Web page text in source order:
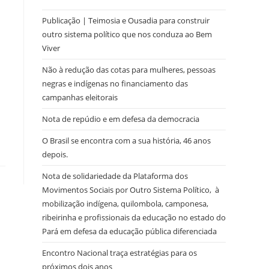
Publicação | Teimosia e Ousadia para construir
outro sistema político que nos conduza ao Bem
Viver
Não à redução das cotas para mulheres, pessoas
negras e indígenas no financiamento das
campanhas eleitorais
Nota de repúdio e em defesa da democracia
O Brasil se encontra com a sua história, 46 anos
depois.
Nota de solidariedade da Plataforma dos
Movimentos Sociais por Outro Sistema Político, à
mobilização indígena, quilombola, camponesa,
ribeirinha e profissionais da educação no estado do
Pará em defesa da educação pública diferenciada
Encontro Nacional traça estratégias para os
próximos dois anos